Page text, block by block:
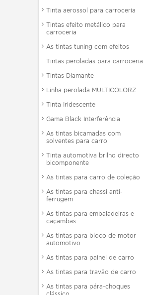
Tinta aerossol para carroceria
Tintas efeito metálico para
carroceria
As tintas tuning com efeitos
Tintas peroladas para carroceria
Tintas Diamante
Linha perolada MULTICOLORZ
Tinta Iridescente
Gama Black Interferência
As tintas bicamadas com
solventes para carro
Tinta automotiva brilho directo
bicomponente
As tintas para carro de coleção
As tintas para chassi anti-
ferrugem
As tintas para embaladeiras e
caçambas
As tintas para bloco de motor
automotivo
As tintas para painel de carro
As tintas para travão de carro
As tintas para pára-choques